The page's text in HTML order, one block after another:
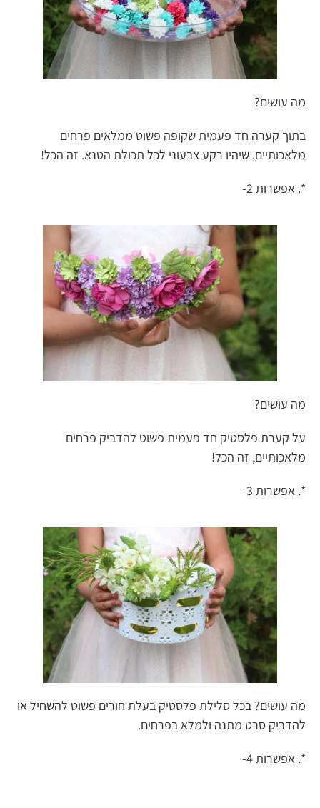
מה עושים?
בתוך קערה חד פעמית שקופה פשוט ממלאים פרחים
מלאכותיים, שיהיו רקע צבעוני לכל תכולת הטנא. זה הכל!
*. אפשרות 2-
מה עושים?
על קערת פלסטיק חד פעמית פשוט להדביק פרחים
מלאכותיים, זה הכל!
*. אפשרות 3-
מה עושים? בכל סלילת פלסטיק בעלת חורים פשוט להשחיל או
להדביק סרט מתנה ולמלא בפרחים.
*. אפשרות 4-